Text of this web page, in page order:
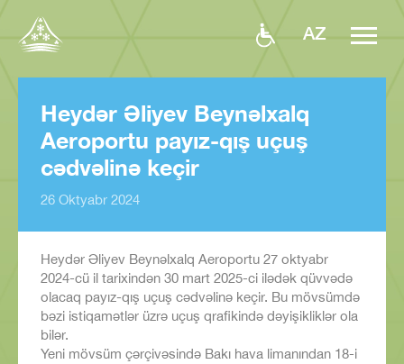
AZ
Heydər Əliyev Beynəlxalq
Aeroportu payız-qış uçuş
cədvəlinə keçir
26 Oktyabr 2024
Heydər Əliyev Beynəlxalq Aeroportu 27 oktyabr
2024-cü il tarixindən 30 mart 2025-ci ilədək qüvvədə
olacaq payız-qış uçuş cədvəlinə keçir. Bu mövsümdə
bəzi istiqamətlər üzrə uçuş qrafikində dəyişikliklər ola
bilər.
Yeni mövsüm çərçivəsində Bakı hava limanından 18-i